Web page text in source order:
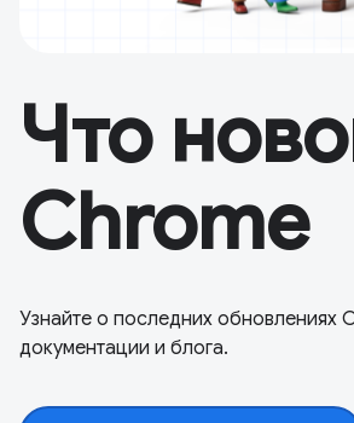
Что
Chrome
Узнайте о последних обновлениях
документации и блога.